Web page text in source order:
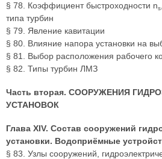
§ 78. Коэффициент быстроходности ns
типа турбин
§ 79. Явление кавитации
§ 80. Влияние напора установки на
§ 81. Выбор расположения рабочего
§ 82. Типы турбин ЛМЗ
Часть вторая. СООРУЖЕНИЯ
УСТАНОВОК
Глава XIV. Состав сооружений
установки. Водоприёмные
§ 83. Узлы сооружений,